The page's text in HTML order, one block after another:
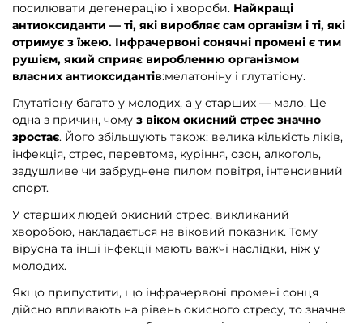
посилювати дегенерацію і хвороби. Найкращі
антиоксиданти — ті, які виробляє сам організм і ті, які
отримує з їжею. Інфрачервоні сонячні промені є тим
рушієм, який сприяє виробленню організмом
власних антиоксидантів:мелатоніну і глутатіону.
Глутатіону багато у молодих, а у старших — мало. Це
одна з причин, чому з віком окисний стрес значно
зростає. Його збільшують також: велика кількість ліків,
інфекція, стрес, перевтома, куріння, озон, алкоголь,
задушливе чи забруднене пилом повітря, інтенсивний
спорт.
У старших людей окисний стрес, викликаний
хворобою, накладається на віковий показник. Тому
вірусна та інші інфекції мають важчі наслідки, ніж у
молодих.
Якщо припустити, що інфрачервоні промені сонця
дійсно впливають на рівень окисного стресу, то значне